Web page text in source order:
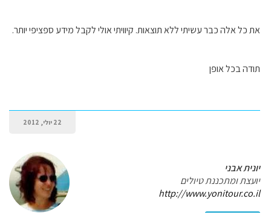
את כל אלה כבר עשיתי ללא תוצאות. קיוויתי אולי לקבל מידע ספציפי יותר.
תודה בכל אופן
22 יולי, 2012
יונית אבני
יועצת ומתכננת טיולים
http://www.yonitour.co.il